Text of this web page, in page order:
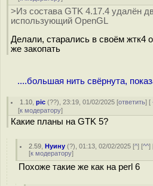
>Из состава GTK 4.17.4 удалён
использующий OpenGL
Делали, старались в своём жтк4
же закопать
....большая нить свёрнута,
1.10 ,pic (??), 23:19, 01/02/2025 [ответить] [
[к модератору]
Какие планы на GTK 5?
2.59 ,Нуину (?), 01:13, 02/02/2025 [^] [^^]
[к модератору]
Похоже такие же как на perl 6